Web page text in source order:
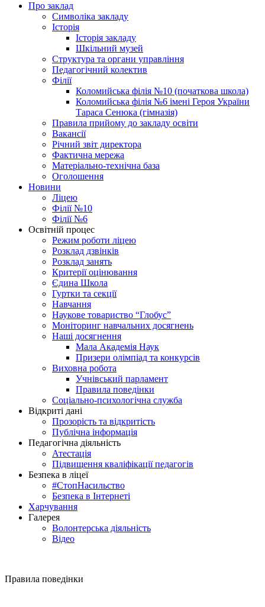
Про заклад
Символіка закладу
Історія
Історія закладу
Шкільний музей
Структура та органи управління
Педагогічний колектив
Філії
Коломийська філія №10 (початкова школа)
Коломийська філія №6 імені Героя України
Тараса Сенюка (гімназія)
Правила прийому до закладу освіти
Вакансії
Річний звіт директора
Фактична мережа
Матеріально-технічна база
Оголошення
Новини
Ліцею
Філії №10
Філії №6
Освітній процес
Режим роботи ліцею
Розклад дзвінків
Розклад занять
Критерії оцінювання
Єдина Школа
Гуртки та секції
Навчання
Наукове товариство “Глобус”
Моніторинг навчальних досягнень
Наші досягнення
Мала Академія Наук
Призери олімпіад та конкурсів
Виховна робота
Учнівський парламент
Правила поведінки
Соціально-психологічна служба
Відкриті дані
Прозорість та відкритість
Публічна інформація
Педагогічна діяльність
Атестація
Підвищення кваліфікації педагогів
Безпека в ліцеї
#СтопНасильство
Безпека в Інтернеті
Харчування
Галерея
Волонтерська діяльність
Відео
Правила поведінки